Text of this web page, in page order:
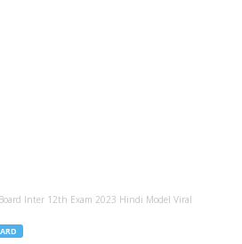
Inter 12th Exam 2023 Hindi Model Viral